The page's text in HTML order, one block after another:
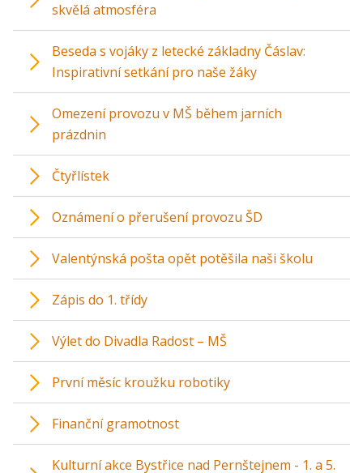
skvělá atmosféra
Beseda s vojáky z letecké základny Čáslav:
Inspirativní setkání pro naše žáky
Omezení provozu v MŠ během jarních
prázdnin
Čtyřlístek
Oznámení o přerušení provozu ŠD
Valentýnská pošta opět potěšila naši školu
Zápis do 1. třídy
Výlet do Divadla Radost – MŠ
První měsíc kroužku robotiky
Finanční gramotnost
Kulturní akce Bystřice nad Pernštejnem - 1. a 5.